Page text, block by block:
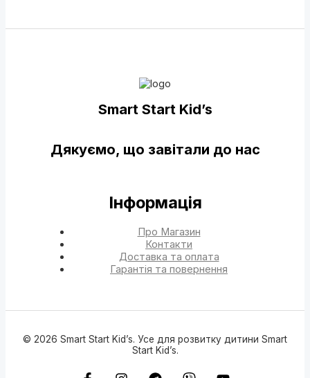
Smart Start Kid’s
Дякуємо, що завітали до нас
Інформація
Про Магазин
Контакти
Доставка та оплата
Гарантія та повернення
© 2026 Smart Start Kid’s. Усе для розвитку дитини Smart
Start Kid’s.